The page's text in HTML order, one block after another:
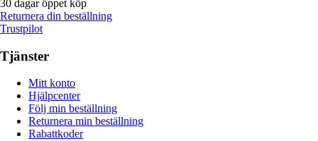
30 dagar öppet köp
Returnera din beställning
Trustpilot
Tjänster
Mitt konto
Hjälpcenter
Följ min beställning
Returnera min beställning
Rabattkoder